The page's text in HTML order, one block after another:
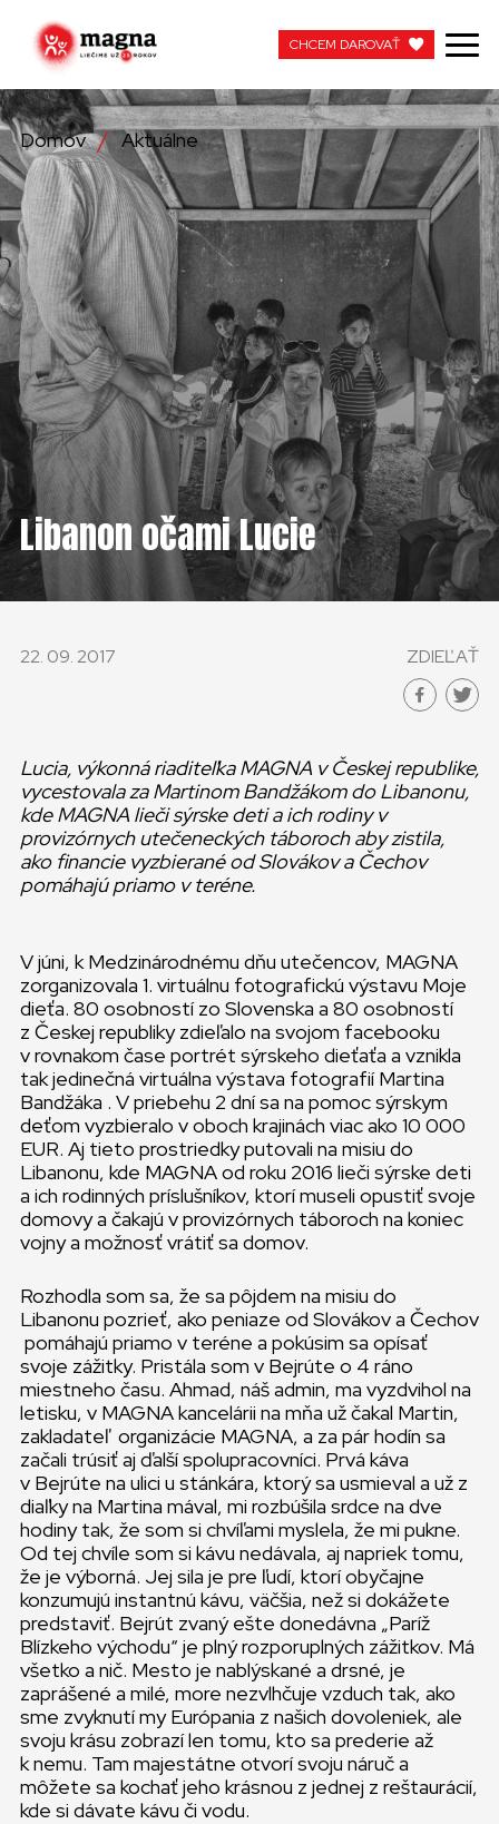
CHCEM DAROVAŤ
NAŠA PRÁCA
O NÁS
AKTUÁLNE
ZAPOJTE SA
APOTEKA + PINAKOTEKA
PRACUJTE S NAMI
KONTAKT
SLOVENSKO
CHCEM DAROVAŤ
Domov Aktuálne
Libanon očami Lucie
22. 09. 2017 ZDIEĽAŤ
Lucia, výkonná riaditeľka MAGNA v Českej republike,
vycestovala za Martinom Bandžákom do Libanonu,
kde MAGNA lieči sýrske deti a ich rodiny v
provizórnych utečeneckých táboroch aby zistila,
ako financie vyzbierané od Slovákov a Čechov
pomáhajú priamo v teréne.
V júni, k Medzinárodnému dňu utečencov, MAGNA
zorganizovala 1. virtuálnu fotografickú výstavu Moje
dieťa. 80 osobností zo Slovenska a 80 osobností
z Českej republiky zdieľalo na svojom facebooku
v rovnakom čase portrét sýrskeho dieťaťa a vznikla
tak jedinečná virtuálna výstava fotografií Martina
Bandžáka . V priebehu 2 dní sa na pomoc sýrskym
deťom vyzbieralo v oboch krajinách viac ako 10 000
EUR. Aj tieto prostriedky putovali na misiu do
Libanonu, kde MAGNA od roku 2016 lieči sýrske deti
a ich rodinných príslušníkov, ktorí museli opustiť svoje
domovy a čakajú v provizórnych táboroch na koniec
vojny a možnosť vrátiť sa domov.
Rozhodla som sa, že sa pôjdem na misiu do
Libanonu pozrieť, ako peniaze od Slovákov a Čechov
pomáhajú priamo v teréne a pokúsim sa opísať
svoje zážitky. Pristála som v Bejrúte o 4 ráno
miestneho času. Ahmad, náš admin, ma vyzdvihol na
letisku, v MAGNA kancelárii na mňa už čakal Martin,
zakladateľ organizácie MAGNA, a za pár hodín sa
začali trúsiť aj ďalší spolupracovníci. Prvá káva
v Bejrúte na ulici u stánkára, ktorý sa usmieval a už z
diaľky na Martina mával, mi rozbúšila srdce na dve
hodiny tak, že som si chvíľami myslela, že mi pukne.
Od tej chvíle som si kávu nedávala, aj napriek tomu,
že je výborná. Jej sila je pre ľudí, ktorí obyčajne
konzumujú instantnú kávu, väčšia, než si dokážete
predstaviť. Bejrút zvaný ešte donedávna „Paríž
Blízkeho východu“ je plný rozporuplných zážitkov. Má
všetko a nič. Mesto je nablýskané a drsné, je
zaprášené a milé, more nezvlhčuje vzduch tak, ako
sme zvyknutí my Európania z našich dovoleniek, ale
svoju krásu zobrazí len tomu, kto sa prederie až
k nemu. Tam majestátne otvorí svoju náruč a
môžete sa kochať jeho krásnou z jednej z reštaurácií,
kde si dávate kávu či vodu.